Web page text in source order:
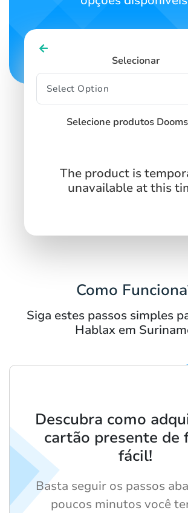
Selecionar
Selecione produtos
The product is
unavailable at this
Como
Siga estes passos simples
Hablax em
Descubra como
cartão presente de
fácil!
Basta seguir os passos
poucos minutos você